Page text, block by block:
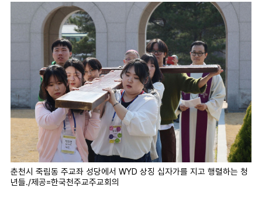
춘천시 죽림동 주교좌 성당에서 WYD 상징 십자가를 지고 행렬하는 청
년들./제공=한국천주교주교회의